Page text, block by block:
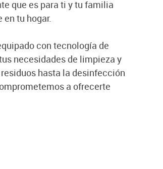
que es para ti y tu familia
tu hogar.
con tecnología de
necesidades de limpieza y
hasta la desinfección
a ofrecerte